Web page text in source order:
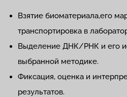
Взятие биоматериала,его
транспортировка в
Выделение ДНК/РНК и его
выбранной методике.
Фиксация, оценка и
результатов.